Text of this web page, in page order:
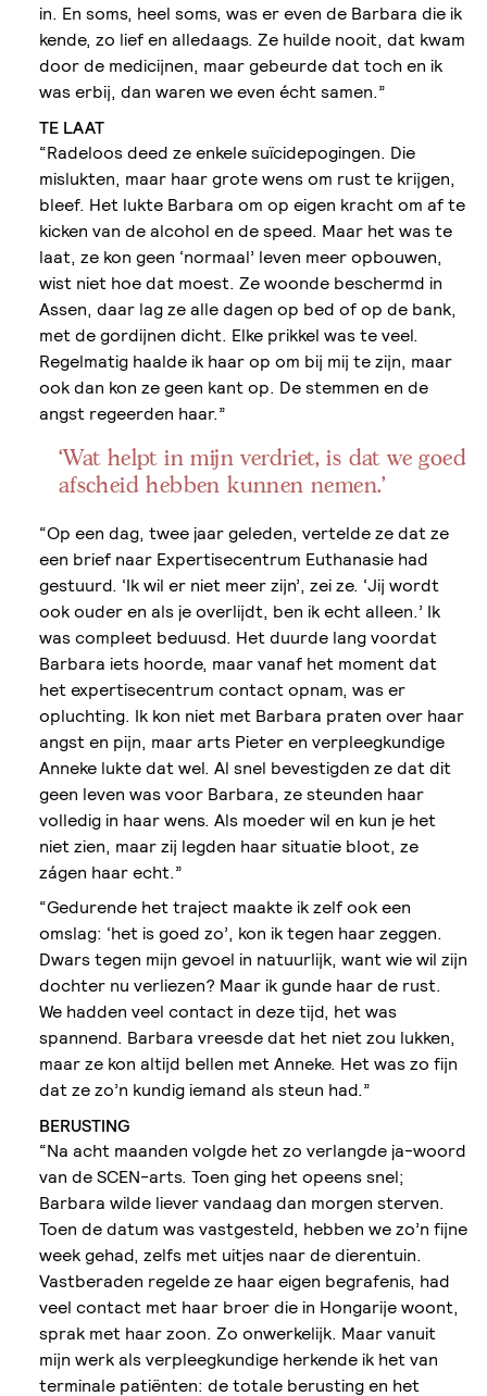
in. En soms, heel soms, was er even de Barbara die ik
kende, zo lief en alledaags. Ze huilde nooit, dat kwam
door de medicijnen, maar gebeurde dat toch en ik
was erbij, dan waren we even écht samen.”
TE LAAT
“Radeloos deed ze enkele suïcidepogingen. Die
mislukten, maar haar grote wens om rust te krijgen,
bleef. Het lukte Barbara om op eigen kracht om af te
kicken van de alcohol en de speed. Maar het was te
laat, ze kon geen ‘normaal’ leven meer opbouwen,
wist niet hoe dat moest. Ze woonde beschermd in
Assen, daar lag ze alle dagen op bed of op de bank,
met de gordijnen dicht. Elke prikkel was te veel.
Regelmatig haalde ik haar op om bij mij te zijn, maar
ook dan kon ze geen kant op. De stemmen en de
angst regeerden haar.”
‘Wat helpt in mijn verdriet, is dat we goed
afscheid hebben kunnen nemen.’
“Op een dag, twee jaar geleden, vertelde ze dat ze
een brief naar Expertisecentrum Euthanasie had
gestuurd. ‘Ik wil er niet meer zijn’, zei ze. ‘Jij wordt
ook ouder en als je overlijdt, ben ik echt alleen.’ Ik
was compleet beduusd. Het duurde lang voordat
Barbara iets hoorde, maar vanaf het moment dat
het expertisecentrum contact opnam, was er
opluchting. Ik kon niet met Barbara praten over haar
angst en pijn, maar arts Pieter en verpleegkundige
Anneke lukte dat wel. Al snel bevestigden ze dat dit
geen leven was voor Barbara, ze steunden haar
volledig in haar wens. Als moeder wil en kun je het
niet zien, maar zij legden haar situatie bloot, ze
zágen haar echt.”
“Gedurende het traject maakte ik zelf ook een
omslag: ‘het is goed zo’, kon ik tegen haar zeggen.
Dwars tegen mijn gevoel in natuurlijk, want wie wil zijn
dochter nu verliezen? Maar ik gunde haar de rust.
We hadden veel contact in deze tijd, het was
spannend. Barbara vreesde dat het niet zou lukken,
maar ze kon altijd bellen met Anneke. Het was zo fijn
dat ze zo’n kundig iemand als steun had.”
BERUSTING
“Na acht maanden volgde het zo verlangde ja-woord
van de SCEN-arts. Toen ging het opeens snel;
Barbara wilde liever vandaag dan morgen sterven.
Toen de datum was vastgesteld, hebben we zo’n fijne
week gehad, zelfs met uitjes naar de dierentuin.
Vastberaden regelde ze haar eigen begrafenis, had
veel contact met haar broer die in Hongarije woont,
sprak met haar zoon. Zo onwerkelijk. Maar vanuit
mijn werk als verpleegkundige herkende ik het van
terminale patiënten: de totale berusting en het